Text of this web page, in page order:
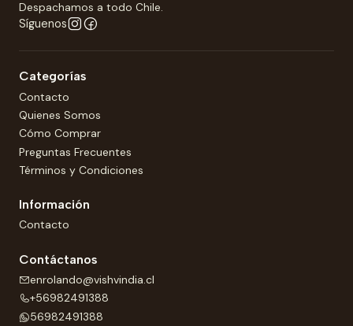
Despachamos a todo Chile.
Síguenos
Categorías
Contacto
Quienes Somos
Cómo Comprar
Preguntas Frecuentes
Términos y Condiciones
Información
Contacto
Contáctanos
enrolando@vishvindia.cl
+56982491388
56982491388